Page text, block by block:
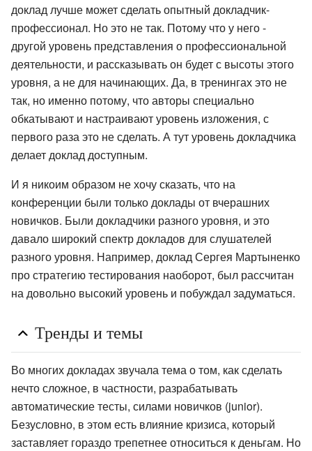
доклад лучше может сделать опытный докладчик-
профессионал. Но это не так. Потому что у него -
другой уровень представления о профессиональной
деятельности, и рассказывать он будет с высоты этого
уровня, а не для начинающих. Да, в тренингах это не
так, но именно потому, что авторы специально
обкатывают и настраивают уровень изложения, с
первого раза это не сделать. А тут уровень докладчика
делает доклад доступным.
И я никоим образом не хочу сказать, что на
конференции были только доклады от вчерашних
новичков. Были докладчики разного уровня, и это
давало широкий спектр докладов для слушателей
разного уровня. Например, доклад Сергея Мартыненко
про стратегию тестирования наоборот, был рассчитан
на довольно высокий уровень и побуждал задуматься.
Тренды и темы
Во многих докладах звучала тема о том, как сделать
нечто сложное, в частности, разрабатывать
автоматические тесты, силами новичков (junior).
Безусловно, в этом есть влияние кризиса, который
заставляет гораздо трепетнее относиться к деньгам. Но